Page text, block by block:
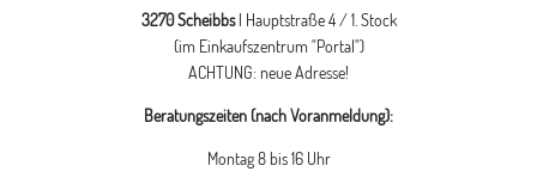
3270 Scheibbs| Hauptstraße 4 / 1. Stock
(im Einkaufszentrum "Portal")
ACHTUNG: neue Adresse!
Beratungszeiten (nach Voranmeldung):
Montag 8 bis 16 Uhr